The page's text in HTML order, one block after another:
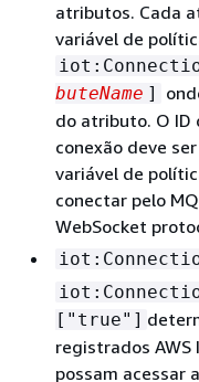
atributos. Cada
variável de
buteName ]
do atributo. O ID
conexão deve
variável de
conectar pelo
WebSocket
["true"]
registrados AWS
possam acessar